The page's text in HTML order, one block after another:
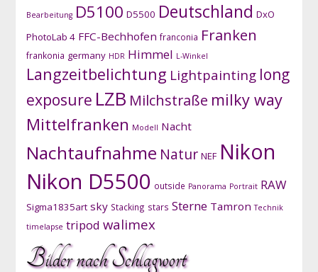
Bearbeitung D5100 D5500 Deutschland DxO
PhotoLab 4 FFC-Bechhofen franconia Franken
frankonia germany HDR Himmel L-Winkel
Langzeitbelichtung Lightpainting long
exposure LZB Milchstraße milky way
Mittelfranken Modell Nacht
Nachtaufnahme Natur NEF Nikon
Nikon D5500 outside Panorama Portrait RAW
Sigma1835art sky Stacking stars Sterne Tamron Technik
timelapse tripod walimex
Bilder nach Schlagwort